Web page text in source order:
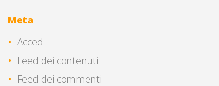
Meta
Accedi
Feed dei contenuti
Feed dei commenti